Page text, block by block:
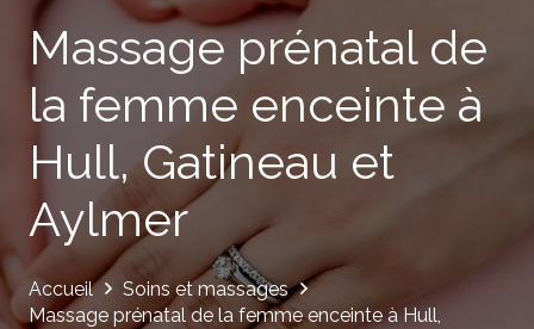
Massage prénatal de
la femme enceinte à
Hull, Gatineau et
Aylmer
Accueil
Soins et massages
Massage prénatal de la femme enceinte à Hull,